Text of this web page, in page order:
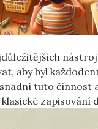
aby‍ byl
tuto​ činnost